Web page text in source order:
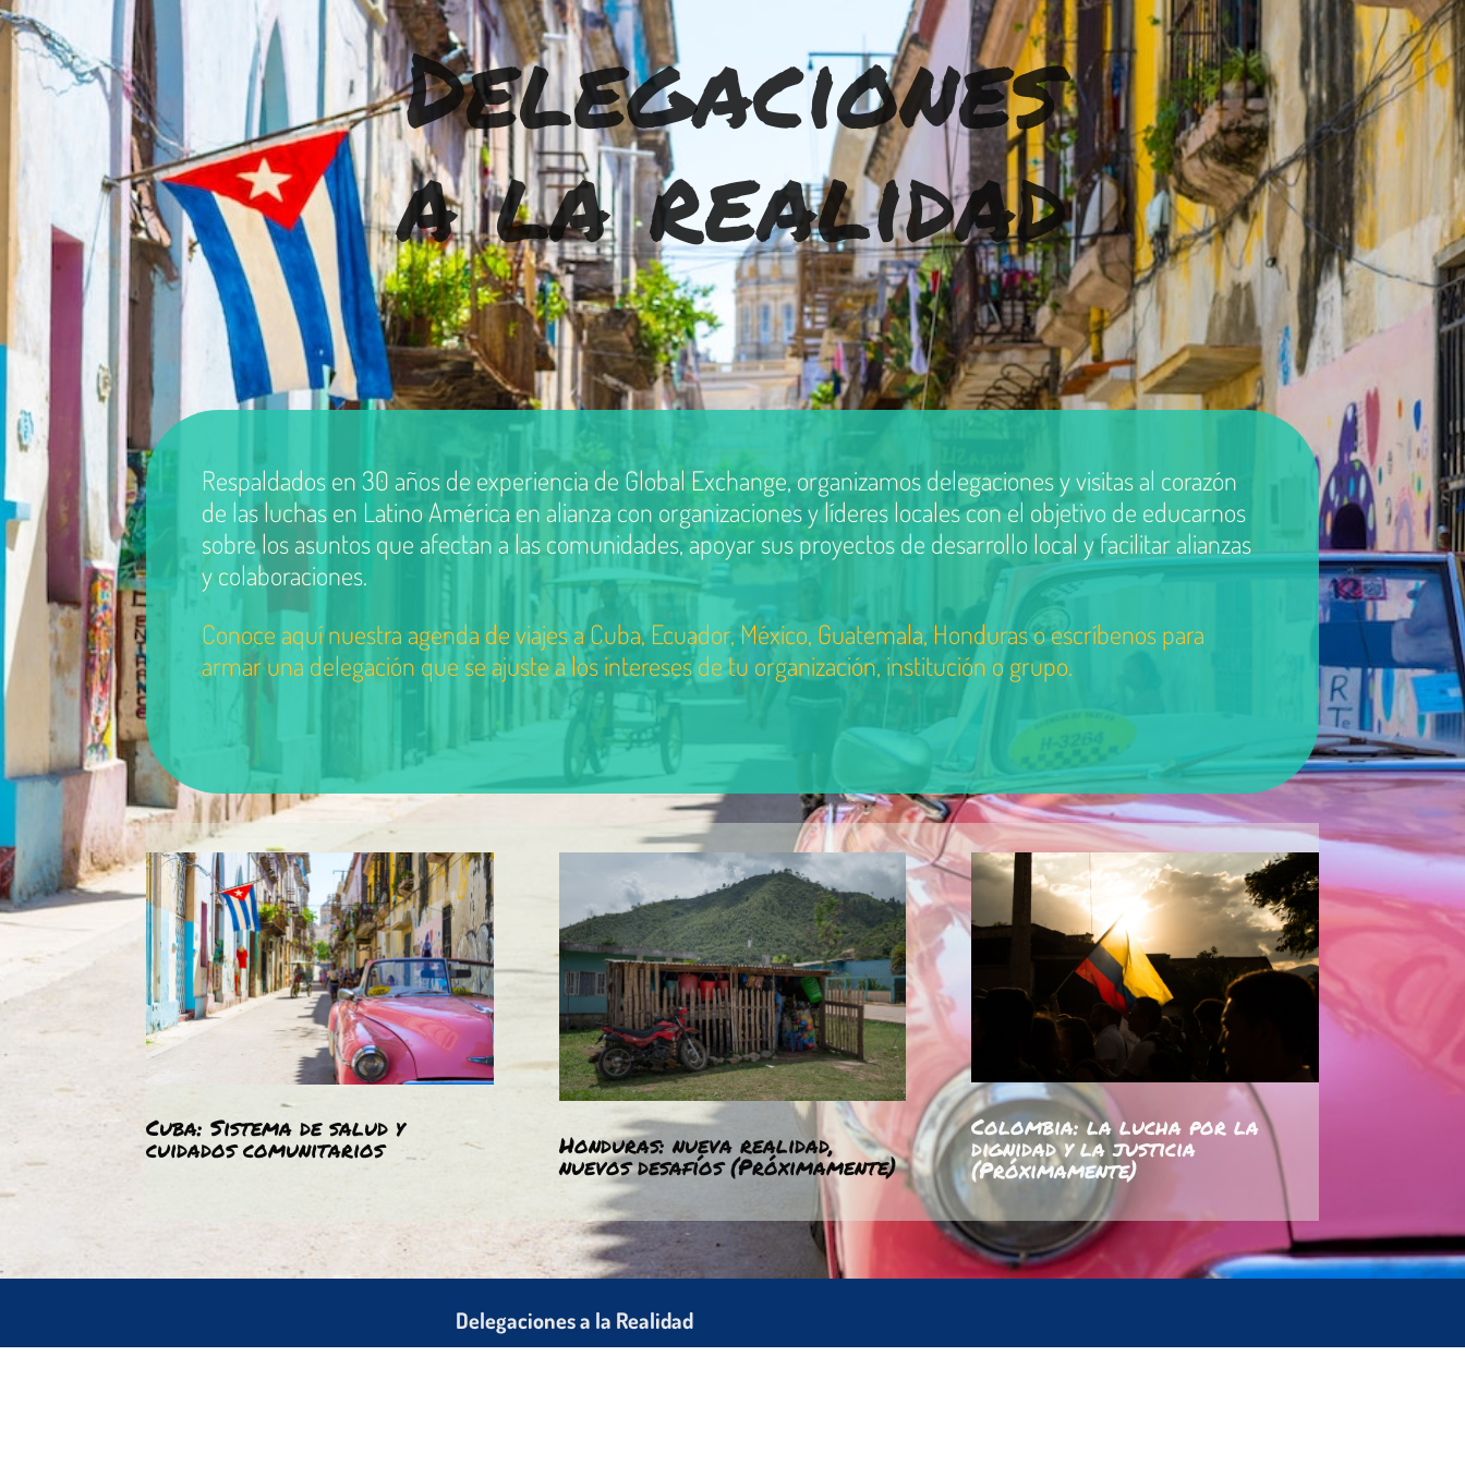
Delegaciones
a la realidad
Respaldados en 30 años de experiencia de Global Exchange, organizamos delegaciones y visitas al corazón
de las luchas en Latino América en alianza con organizaciones y líderes locales con el objetivo de educarnos
sobre los asuntos que afectan a las comunidades, apoyar sus proyectos de desarrollo local y facilitar alianzas
y colaboraciones.
Conoce aquí nuestra agenda de viajes a Cuba, Ecuador, México, Guatemala, Honduras o escríbenos para
armar una delegación que se ajuste a los intereses de tu organización, institución o grupo.
Cuba: Sistema de salud y
cuidados comunitarios Honduras: nueva realidad,
nuevos desafíos (Próximamente)
Colombia: la lucha por la
dignidad y la justicia
(Próximamente)
Delegaciones a la Realidad